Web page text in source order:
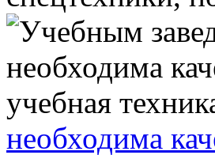
необходима